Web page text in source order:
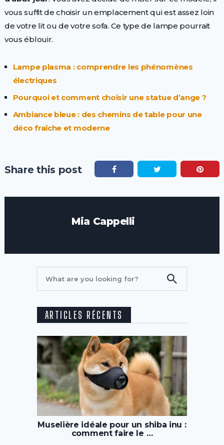
vous suffit de choisir un emplacement qui est assez loin
de votre lit ou de votre sofa. Ce type de lampe pourrait
vous éblouir.
Lampe plasma : comprendre les phénomènes
électriques
Pourquoi et comment choisir une statue d’ange ?
Ambiance bleue : des chemins de table pour une
déco fraîche et moderne
Share this post
Mia Cappelli
ARTICLES RÉCENTS
Muselière idéale pour un shiba inu :
comment faire le …